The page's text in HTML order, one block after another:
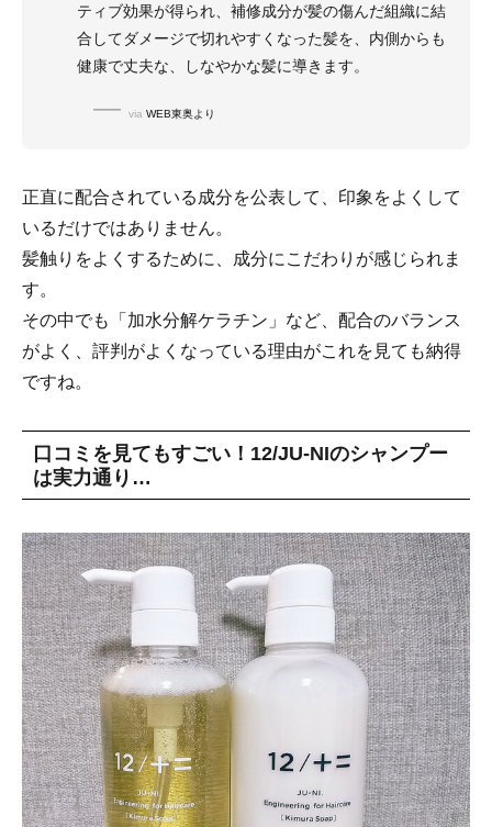
ティブ効果が得られ、補修成分が髪の傷んだ組織に結
合してダメージで切れやすくなった髪を、内側からも
健康で丈夫な、しなやかな髪に導きます。
via WEB東奥より
正直に配合されている成分を公表して、印象をよくして
いるだけではありません。
髪触りをよくするために、成分にこだわりが感じられま
す。
その中でも「加水分解ケラチン」など、配合のバランス
がよく、評判がよくなっている理由がこれを見ても納得
ですね。
口コミを見てもすごい！12/JU-NIのシャンプー
は実力通り…